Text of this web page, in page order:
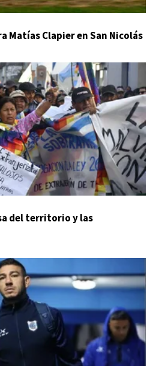
Matías Clapier en San Nicolás
del territorio y las